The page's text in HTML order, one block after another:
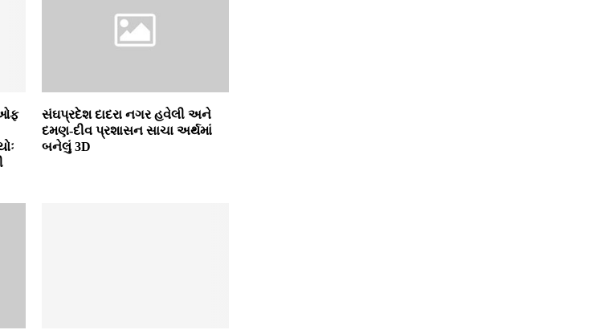
ઓફ
સંઘપ્રદેશ દાદરા નગર હવેલી અને
દમણ-દીવ પ્રશાસન સાચા અર્થમાં
બનેલું 3D